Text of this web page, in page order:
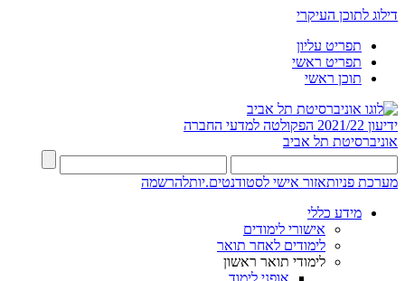
דילוג לתוכן העיקרי
תפריט עליון
תפריט ראשי
תוכן ראשי
ידיעון 2021/22
הפקולטה למדעי החברה
אוניברסיטת תל אביב
מערכת פניותאזור אישי לסטודנטים.יותלהרשמה
מידע כללי
אישורי לימודים
לימודים לאחר תואר
לימודי תואר ראשון
אופני לימוד